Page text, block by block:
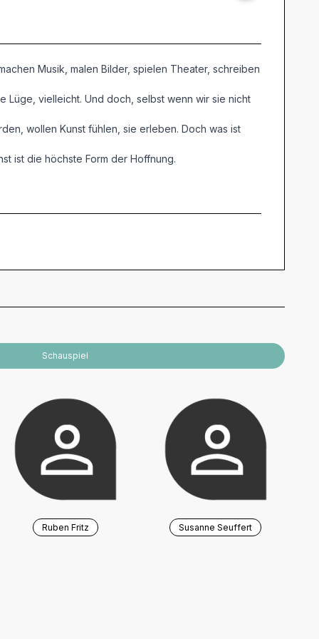
Musik, malen Bilder, spielen Theater, schreiben
Lüge, vielleicht. Und doch, selbst wenn wir sie nicht
wollen Kunst fühlen, sie erleben. Doch was ist
ist die höchste Form der Hoffnung.
Schauspiel
Ruben Fritz Susanne Seuffert